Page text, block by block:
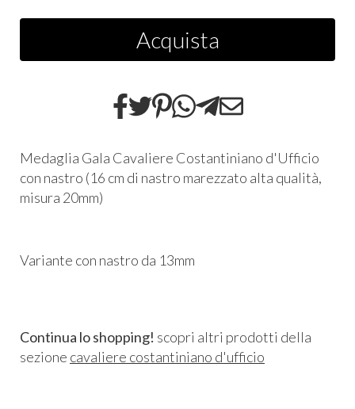
Acquista
Medaglia Gala Cavaliere Costantiniano d'Ufficio
con nastro (16 cm di nastro marezzato alta qualità,
misura 20mm)
Variante con nastro da 13mm
Continua lo shopping! scopri altri prodotti della
sezione cavaliere costantiniano d'ufficio